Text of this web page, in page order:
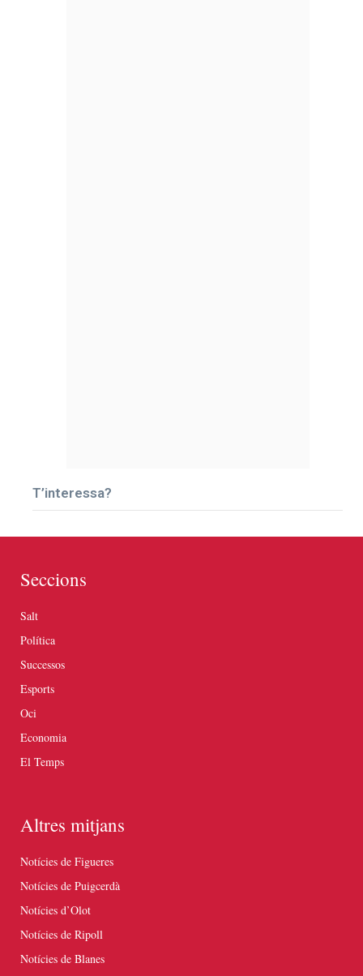
T’interessa?
Seccions
Salt
Política
Successos
Esports
Oci
Economia
El Temps
Altres mitjans
Notícies de Figueres
Notícies de Puigcerdà
Notícies d’Olot
Notícies de Ripoll
Notícies de Blanes